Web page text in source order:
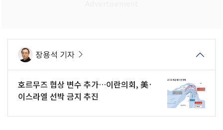
장용석 기자
호르무즈 협상 변수 추가…이란의회, 美·
이스라엘 선박 금지 추진